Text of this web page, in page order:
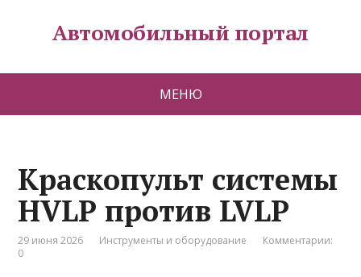
Автомобильный портал
МЕНЮ
Краскопульт системы
HVLP против LVLP
29 июня 2026 Инструменты и оборудование
Комментарии:
0